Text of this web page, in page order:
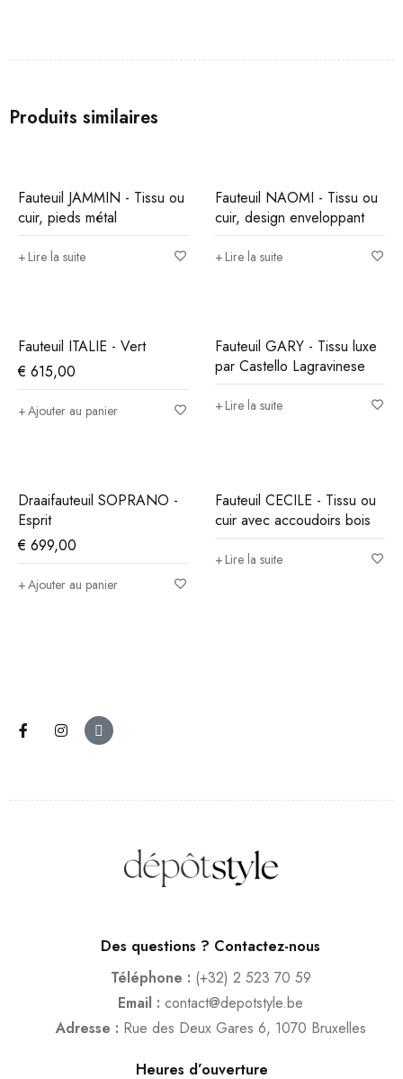
Produits similaires
Fauteuil JAMMIN - Tissu ou
cuir, pieds métal
Lire la suite
Fauteuil NAOMI - Tissu ou
cuir, design enveloppant
Lire la suite
Fauteuil ITALIE - Vert
€ 615,00
Ajouter au panier
Fauteuil GARY - Tissu luxe
par Castello Lagravinese
Lire la suite
Draaifauteuil SOPRANO -
Esprit
€ 699,00
Ajouter au panier
Fauteuil CECILE - Tissu ou
cuir avec accoudoirs bois
Lire la suite
Des questions ? Contactez-nous
Téléphone : (+32) 2 523 70 59
Email : contact@depotstyle.be
Adresse : Rue des Deux Gares 6, 1070 Bruxelles
Heures d’ouverture